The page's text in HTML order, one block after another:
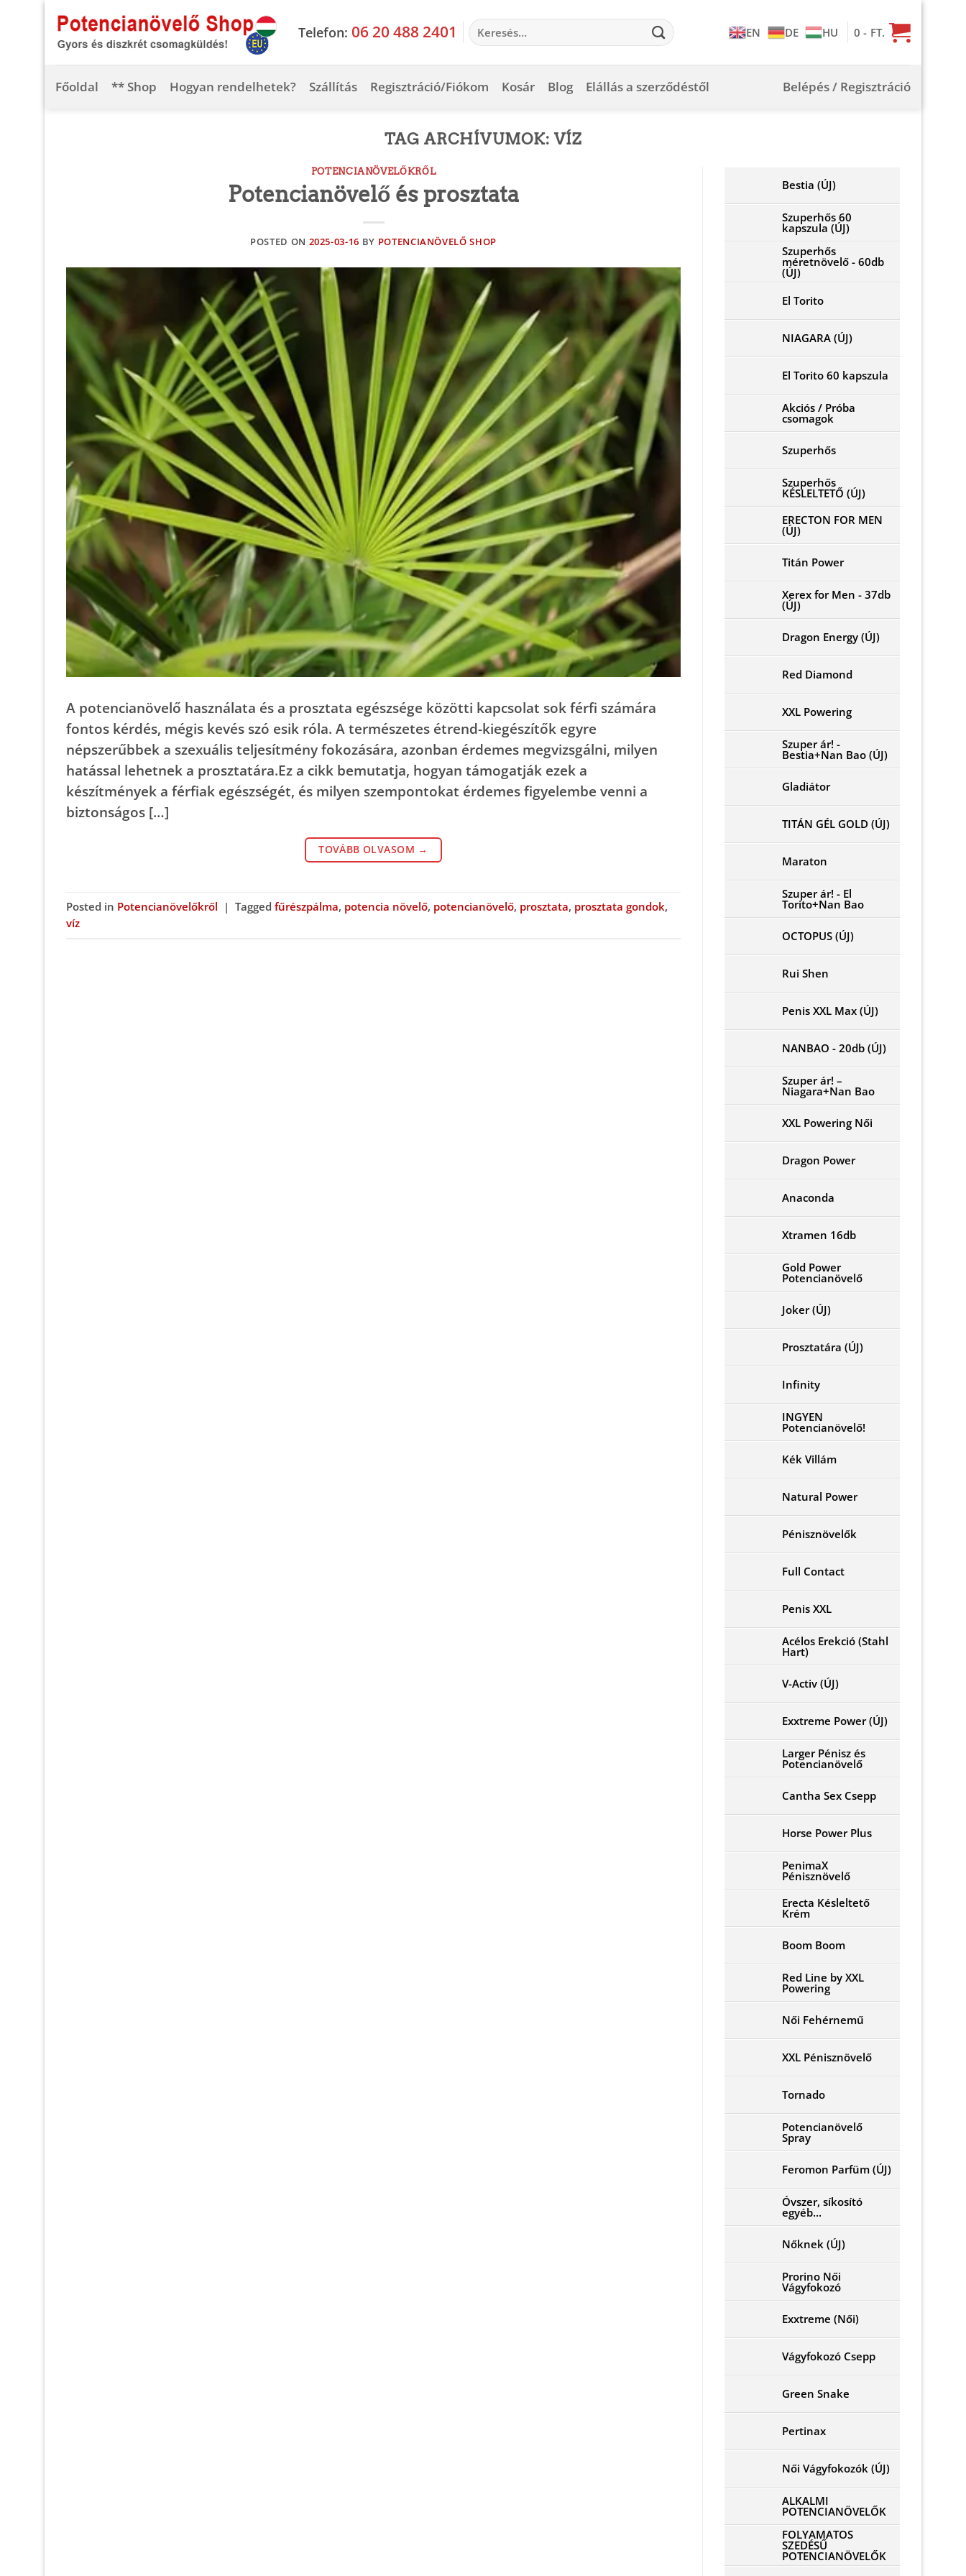
to
content
Telefon: 06 20 488 2401
Keresés
a
EN DE HU 0- FT.
Főoldal ** Shop Hogyan rendelhetek? Szállítás Regisztráció/Fiókom Kosár Blog Elállás a szerződéstől Belépés / Regisztráció
TAG ARCHÍVUMOK: VÍZ
POTENCIANÖVELŐKRŐL
Potencianövelő és prosztata
POSTED ON 2025-03-16 BY POTENCIANÖVELŐ SHOP
A potencianövelő használata és a prosztata egészsége közötti kapcsolat sok férfi számára
fontos kérdés, mégis kevés szó esik róla. A természetes étrend-kiegészítők egyre
népszerűbbek a szexuális teljesítmény fokozására, azonban érdemes megvizsgálni, milyen
hatással lehetnek a prosztatára.Ez a cikk bemutatja, hogyan támogatják ezek a
készítmények a férfiak egészségét, és milyen szempontokat érdemes figyelembe venni a
biztonságos […]
TOVÁBB OLVASOM →
Posted in Potencianövelőkről | Tagged fűrészpálma, potencia növelő, potencianövelő, prosztata, prosztata gondok,
víz
Bestia (ÚJ)
Szuperhős 60
kapszula (ÚJ)
Szuperhős
méretnövelő - 60db
(ÚJ)
El Torito
NIAGARA (ÚJ)
El Torito 60 kapszula
Akciós / Próba
csomagok
Szuperhős
Szuperhős
KÉSLELTETŐ (ÚJ)
ERECTON FOR MEN
(ÚJ)
Titán Power
Xerex for Men - 37db
(ÚJ)
Dragon Energy (ÚJ)
Red Diamond
XXL Powering
Szuper ár! -
Bestia+Nan Bao (ÚJ)
Gladiátor
TITÁN GÉL GOLD (ÚJ)
Maraton
Szuper ár! - El
Torito+Nan Bao
OCTOPUS (ÚJ)
Rui Shen
Penis XXL Max (ÚJ)
NANBAO - 20db (ÚJ)
Szuper ár! –
Niagara+Nan Bao
XXL Powering Női
Dragon Power
Anaconda
Xtramen 16db
Gold Power
Potencianövelő
Joker (ÚJ)
Prosztatára (ÚJ)
Infinity
INGYEN
Potencianövelő!
Kék Villám
Natural Power
Pénisznövelők
Full Contact
Penis XXL
Acélos Erekció (Stahl
Hart)
V-Activ (ÚJ)
Exxtreme Power (ÚJ)
Larger Pénisz és
Potencianövelő
Cantha Sex Csepp
Horse Power Plus
PenimaX
Pénisznövelő
Erecta Késleltető
Krém
Boom Boom
Red Line by XXL
Powering
Női Fehérnemű
XXL Pénisznövelő
Tornado
Potencianövelő
Spray
Feromon Parfüm (ÚJ)
Óvszer, síkosító
egyéb...
Nőknek (ÚJ)
Prorino Női
Vágyfokozó
Exxtreme (Női)
Vágyfokozó Csepp
Green Snake
Pertinax
Női Vágyfokozók (ÚJ)
ALKALMI
POTENCIANÖVELŐK
FOLYAMATOS
SZEDÉSŰ
POTENCIANÖVELŐK